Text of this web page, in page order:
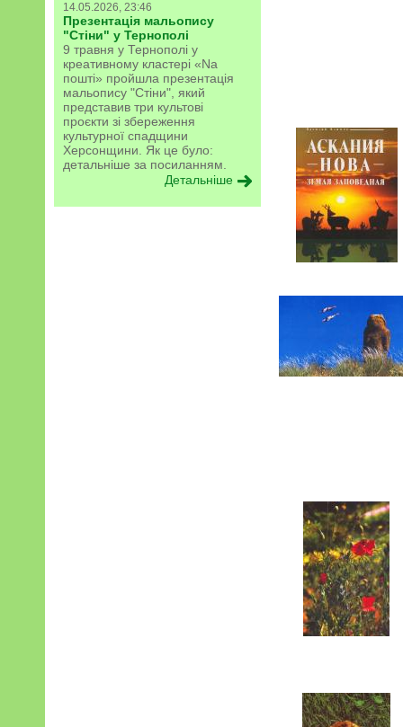
14.05.2026, 23:46
Презентація мальопису
"Стіни" у Тернополі
9 травня у Тернополі у
креативному кластері «Na
пошті» пройшла презентація
мальопису "Стіни", який
представив три культові
проєкти зі збереження
культурної спадщини
Херсонщини. Як це було:
детальніше за посиланням.
Детальніше